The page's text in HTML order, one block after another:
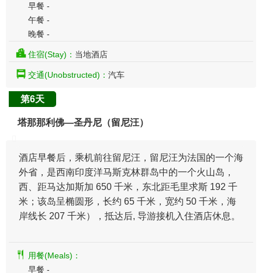
早餐 -
午餐 -
晚餐 -
住宿(Stay)： 当地酒店
交通(Unobstructed)： 汽车
第6天
塔那那利佛—圣丹尼（留尼汪）
酒店早餐后，乘机前往留尼汪，留尼汪为法国的一个海
外省，是西南印度洋马斯克林群岛中的一个火山岛，
西、距马达加斯加 650 千米，东北距毛里求斯 192 千
米；该岛呈椭圆形，长约 65 千米，宽约 50 千米，海
岸线长 207 千米），抵达后, 导游接机入住酒店休息。
用餐(Meals)：
早餐 -